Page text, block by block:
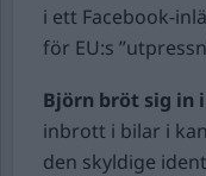
i ett Facebook-
för EU:s
Björn bröt sig in
inbrott i bilar i
den skyldige